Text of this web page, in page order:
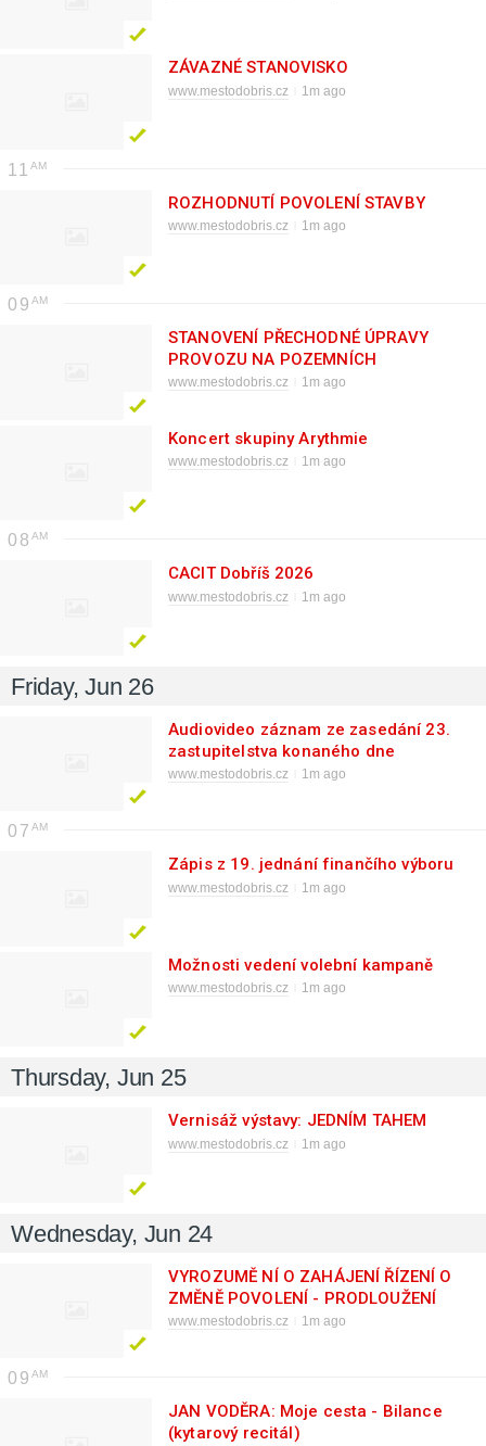
ZÁVAZNÉ STANOVISKO
www.mestodobris.cz 1m ago
11
ROZHODNUTÍ POVOLENÍ STAVBY
www.mestodobris.cz 1m ago
09
STANOVENÍ PŘECHODNÉ ÚPRAVY
PROVOZU NA POZEMNÍCH
KOMUNIKACÍCH ul. Za Poštou
www.mestodobris.cz 1m ago
Koncert skupiny Arythmie
www.mestodobris.cz 1m ago
08
CACIT Dobříš 2026
www.mestodobris.cz 1m ago
Friday, Jun 26
Audiovideo záznam ze zasedání 23.
zastupitelstva konaného dne
25.06.2026
www.mestodobris.cz 1m ago
07
Zápis z 19. jednání finančího výboru
www.mestodobris.cz 1m ago
Možnosti vedení volební kampaně
www.mestodobris.cz 1m ago
Thursday, Jun 25
Vernisáž výstavy: JEDNÍM TAHEM
www.mestodobris.cz 1m ago
Wednesday, Jun 24
VYROZUMĚ NÍ O ZAHÁJENÍ ŘÍZENÍ O
ZMĚNĚ POVOLENÍ - PRODLOUŽENÍ
LHŮTY PRO DOKONČENÍ ZÁMĚRU
www.mestodobris.cz 1m ago
09
JAN VODĚRA: Moje cesta - Bilance
(kytarový recitál)